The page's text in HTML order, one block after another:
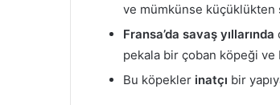
ve mümkünse
Fransa’da savaş yıllarında
pekala bir çoban köpeği
Bu köpekler inatçı bir